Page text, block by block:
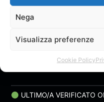
Nega
Visualizza preferenze
Cookie Policy
TeBo feat N.I.K.O.
ULTIMO/A VERIFICATO